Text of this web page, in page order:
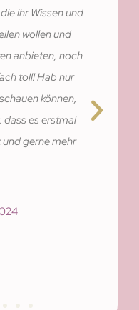
ihr Wissen und
wollen und
anbieten, noch
toll! Hab nur
können,
dass es erstmal
und gerne mehr